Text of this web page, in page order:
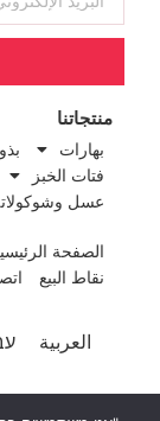
منتجاتنا
بهارات
فتات الخبز
عسل
الصفحة
نقاط البيع
العربية